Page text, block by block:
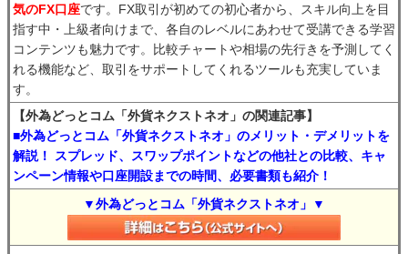
気のFX口座です。FX取引が初めての初心者から、スキル向上を目
指す中・上級者向けまで、各自のレベルにあわせて受講できる学習
コンテンツも魅力です。比較チャートや相場の先行きを予測してく
れる機能など、取引をサポートしてくれるツールも充実していま
す。
【外為どっとコム「外貨ネクストネオ」の関連記事】
■外為どっとコム「外貨ネクストネオ」のメリット・デメリットを
解説！ スプレッド、スワップポイントなどの他社との比較、キャ
ンペーン情報や口座開設までの時間、必要書類も紹介！
▼外為どっとコム「外貨ネクストネオ」▼